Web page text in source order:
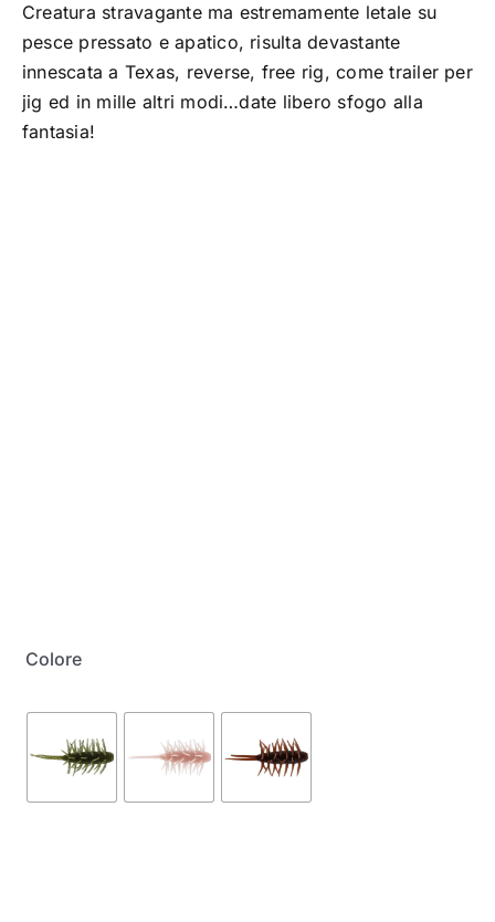
SALTWATER
Creatura stravagante ma estremamente letale su
pesce pressato e apatico, risulta devastante
innescata a Texas, reverse, free rig, come trailer per
jig ed in mille altri modi…date libero sfogo alla
fantasia!
Colore